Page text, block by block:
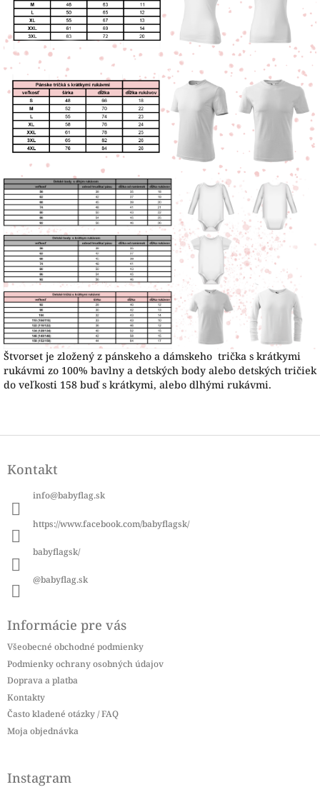
Štvorset je zložený z pánskeho a dámskeho trička s krátkymi
rukávmi zo 100% bavlny a detských body alebo detských tričiek
do veľkosti 158 buď s krátkymi, alebo dlhými rukávmi.
pKontakt
info@babyflag.sk
https://www.facebook.com/babyflagsk/
babyflagsk/
@babyflag.sk
Informácie pre vás
Všeobecné obchodné podmienky
Podmienky ochrany osobných údajov
Doprava a platba
Kontakty
Často kladené otázky / FAQ
Moja objednávka
Instagram